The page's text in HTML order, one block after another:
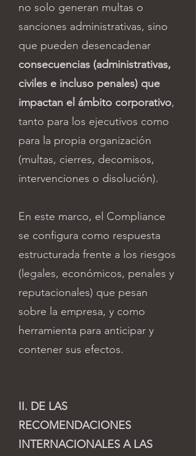
no solo generan multas o
sanciones administrativas, sino
que pueden desencadenar
consecuencias (administrativas,
civiles e incluso penales) que
impactan el ámbito corporativo,
tanto para los ejecutivos como
para la propia organización
(multas, cierres, decomisos,
intervenciones o disolución).
En este marco, el Compliance
se configura como respuesta
estructurada frente a los riesgos
(legales, económicos, penales y
reputacionales) que pesan
sobre la empresa, y como
herramienta para anticipar y
contener sus efectos.
II. DE LAS
RECOMENDACIONES
INTERNACIONALES A LAS